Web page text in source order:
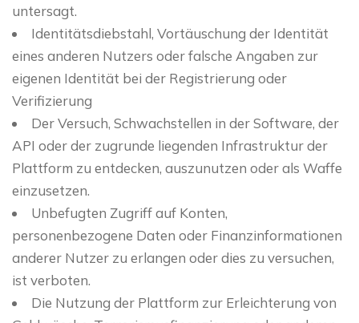
untersagt.
Identitätsdiebstahl, Vortäuschung der Identität
eines anderen Nutzers oder falsche Angaben zur
eigenen Identität bei der Registrierung oder
Verifizierung
Der Versuch, Schwachstellen in der Software, der
API oder der zugrunde liegenden Infrastruktur der
Plattform zu entdecken, auszunutzen oder als Waffe
einzusetzen.
Unbefugten Zugriff auf Konten,
personenbezogene Daten oder Finanzinformationen
anderer Nutzer zu erlangen oder dies zu versuchen,
ist verboten.
Die Nutzung der Plattform zur Erleichterung von